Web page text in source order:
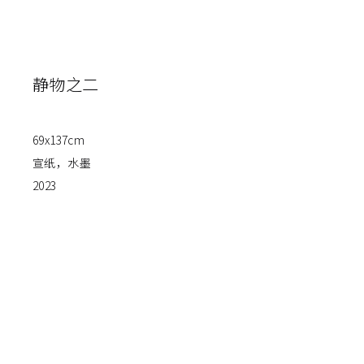
静物之二
69x137cm
宣纸，水墨
2023